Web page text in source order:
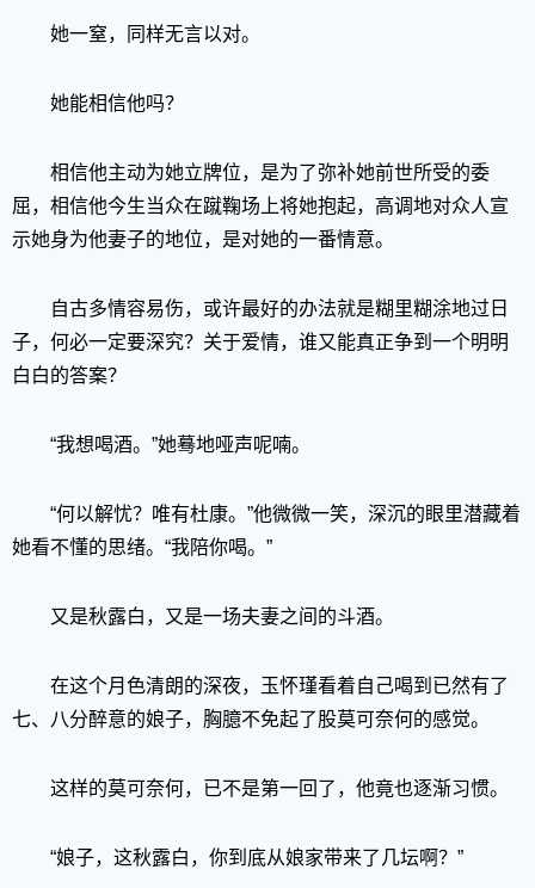
她一窒，同样无言以对。
她能相信他吗？
相信他主动为她立牌位，是为了弥补她前世所受的委
屈，相信他今生当众在蹴鞠场上将她抱起，高调地对众人宣
示她身为他妻子的地位，是对她的一番情意。
自古多情容易伤，或许最好的办法就是糊里糊涂地过日
子，何必一定要深究？关于爱情，谁又能真正争到一个明明
白白的答案？
“我想喝酒。”她蓦地哑声呢喃。
“何以解忧？唯有杜康。”他微微一笑，深沉的眼里潜藏着
她看不懂的思绪。“我陪你喝。”
又是秋露白，又是一场夫妻之间的斗酒。
在这个月色清朗的深夜，玉怀瑾看着自己喝到已然有了
七、八分醉意的娘子，胸臆不免起了股莫可奈何的感觉。
这样的莫可奈何，已不是第一回了，他竟也逐渐习惯。
“娘子，这秋露白，你到底从娘家带来了几坛啊？”